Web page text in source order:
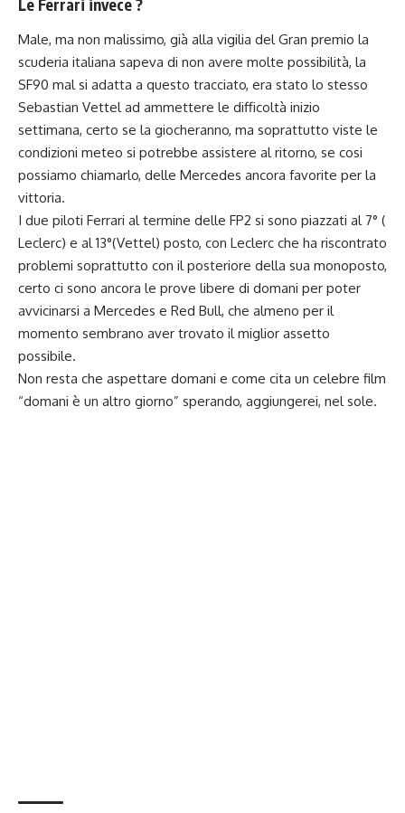
Le Ferrari invece ?
Male, ma non malissimo, già alla vigilia del Gran premio la
scuderia italiana sapeva di non avere molte possibilità, la
SF90 mal si adatta a questo tracciato, era stato lo stesso
Sebastian Vettel ad ammettere le difficoltà inizio
settimana, certo se la giocheranno, ma soprattutto viste le
condizioni meteo si potrebbe assistere al ritorno, se cosi
possiamo chiamarlo, delle Mercedes ancora favorite per la
vittoria.
I due piloti Ferrari al termine delle FP2 si sono piazzati al 7° (
Leclerc) e al 13°(Vettel) posto, con Leclerc che ha riscontrato
problemi soprattutto con il posteriore della sua monoposto,
certo ci sono ancora le prove libere di domani per poter
avvicinarsi a Mercedes e Red Bull, che almeno per il
momento sembrano aver trovato il miglior assetto
possibile.
Non resta che aspettare domani e come cita un celebre film
“domani è un altro giorno” sperando, aggiungerei, nel sole.